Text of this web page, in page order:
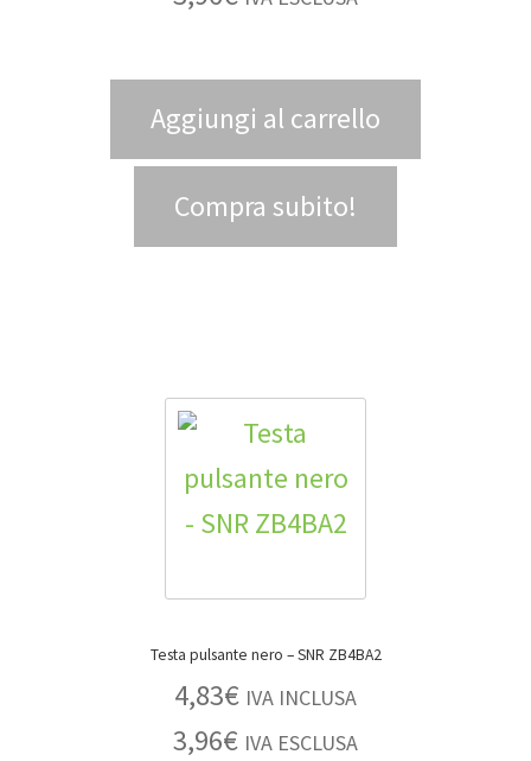
Aggiungi al carrello
Compra subito!
Testa pulsante nero – SNR ZB4BA2
4,83€ IVA INCLUSA
3,96€ IVA ESCLUSA